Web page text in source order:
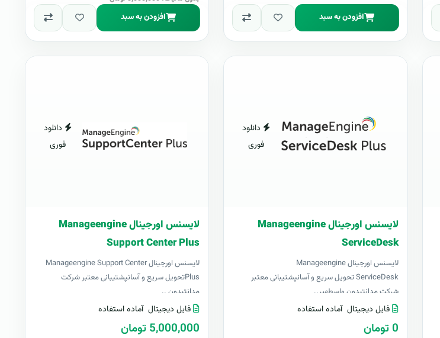
افزودن به سبد افزودن به سبد
دانلود
فوری
لایسنس اورجینال Manageengine
ServiceDesk
لایسنس اورجینال Manageengine
ServiceDesk تحویل سریع و آسانپشتیبانی معتبر
شرکت مدانتبدون واسطهپر..
فایل دیجیتال آماده استفاده
0 تومان
دانلود
فوری
لایسنس اورجینال Manageengine
Support Center Plus
لایسنس اورجینال Manageengine Support Center
Plusتحویل سریع و آسانپشتیبانی معتبر شرکت
مدانتبدون ..
فایل دیجیتال آماده استفاده
5,000,000 تومان